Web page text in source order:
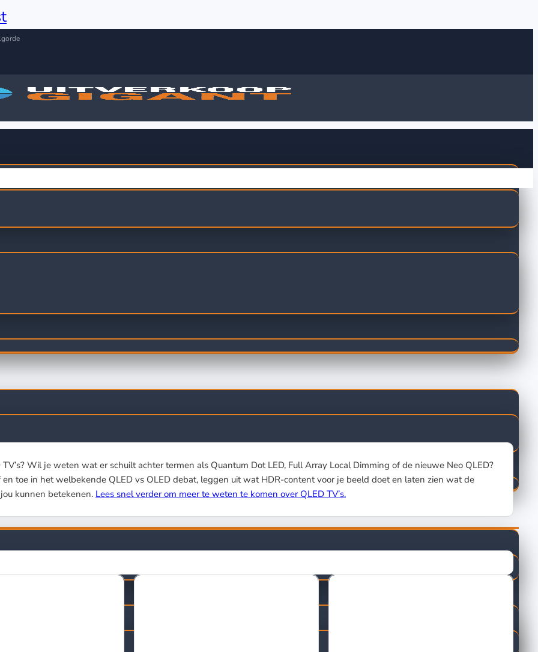
Wil je weten wat er schuilt achter termen als Quantum Dot LED, Full Array Local Dimming of de nieuwe Neo QLED?
toe in het welbekende QLED vs OLED debat, leggen uit wat HDR-content voor je beeld doet en laten zien wat de
kunnen betekenen. Lees snel verder om meer te weten te komen over QLED TV’s.